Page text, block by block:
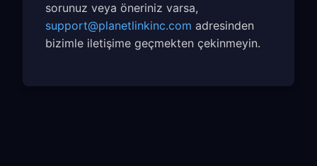
sorunuz veya öneriniz varsa,
support@planetlinkinc.com adresinden
bizimle iletişime geçmekten çekinmeyin.